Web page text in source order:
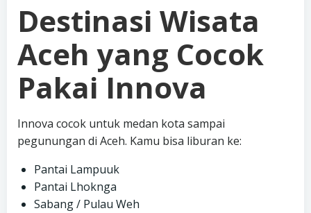
Destinasi Wisata
Aceh yang Cocok
Pakai Innova
Innova cocok untuk medan kota sampai
pegunungan di Aceh. Kamu bisa liburan ke:
Pantai Lampuuk
Pantai Lhoknga
Sabang / Pulau Weh